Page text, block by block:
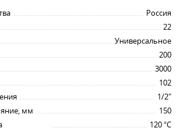
в их названии:
нумерации – 2 – означает
с теплоносителем;
– 2 – означает количество
Compact говорит о возможности
приборов.
Россия
22
Универсальное
200
3000
102
1/2"
мм
150
120 °C